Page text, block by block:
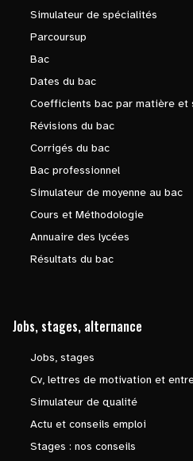
Simulateur de spécialités
Parcoursup
Bac
Dates du bac
Coefficients bac par matière et
Révisions du bac
Corrigés du bac
Bac professionnel
Simulateur de moyenne au bac
Cours et Méthodologie
Annuaire des lycées
Résultats du bac
Jobs, stages, alternance
Jobs, stages
Cv, lettres de motivation et
Simulateur de qualité
Actu et conseils emploi
Stages : nos conseils